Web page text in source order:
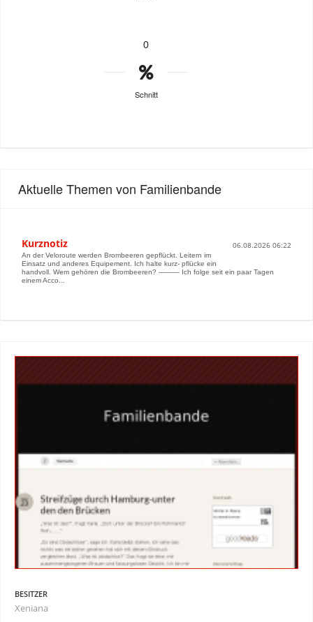
0
Schnitt
Aktuelle Themen von Familienbande
Kurznotiz 06.08.2026 06:22
An der Veloroute werden Brombeeren gepflückt. Leitern im
Einsatz und anderes Equipement. Ich halte kurz- pflücke ein
handvoll. Wem gehören die Brombeeren? ——— Ich folge seit ein paar Tagen
einem Acco...
BESITZER
Xeniana